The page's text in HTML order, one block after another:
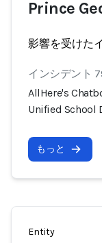
Prince
影響を受けた
インシデント
AllHere's
Unified
もっと
Entity